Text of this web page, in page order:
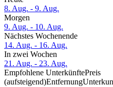
8. Aug. - 9. Aug.
Morgen
9. Aug. - 10. Aug.
Nächstes Wochenende
14. Aug. - 16. Aug.
In zwei Wochen
21. Aug. - 23. Aug.
Empfohlene UnterkünftePreis
(aufsteigend)Entfernung